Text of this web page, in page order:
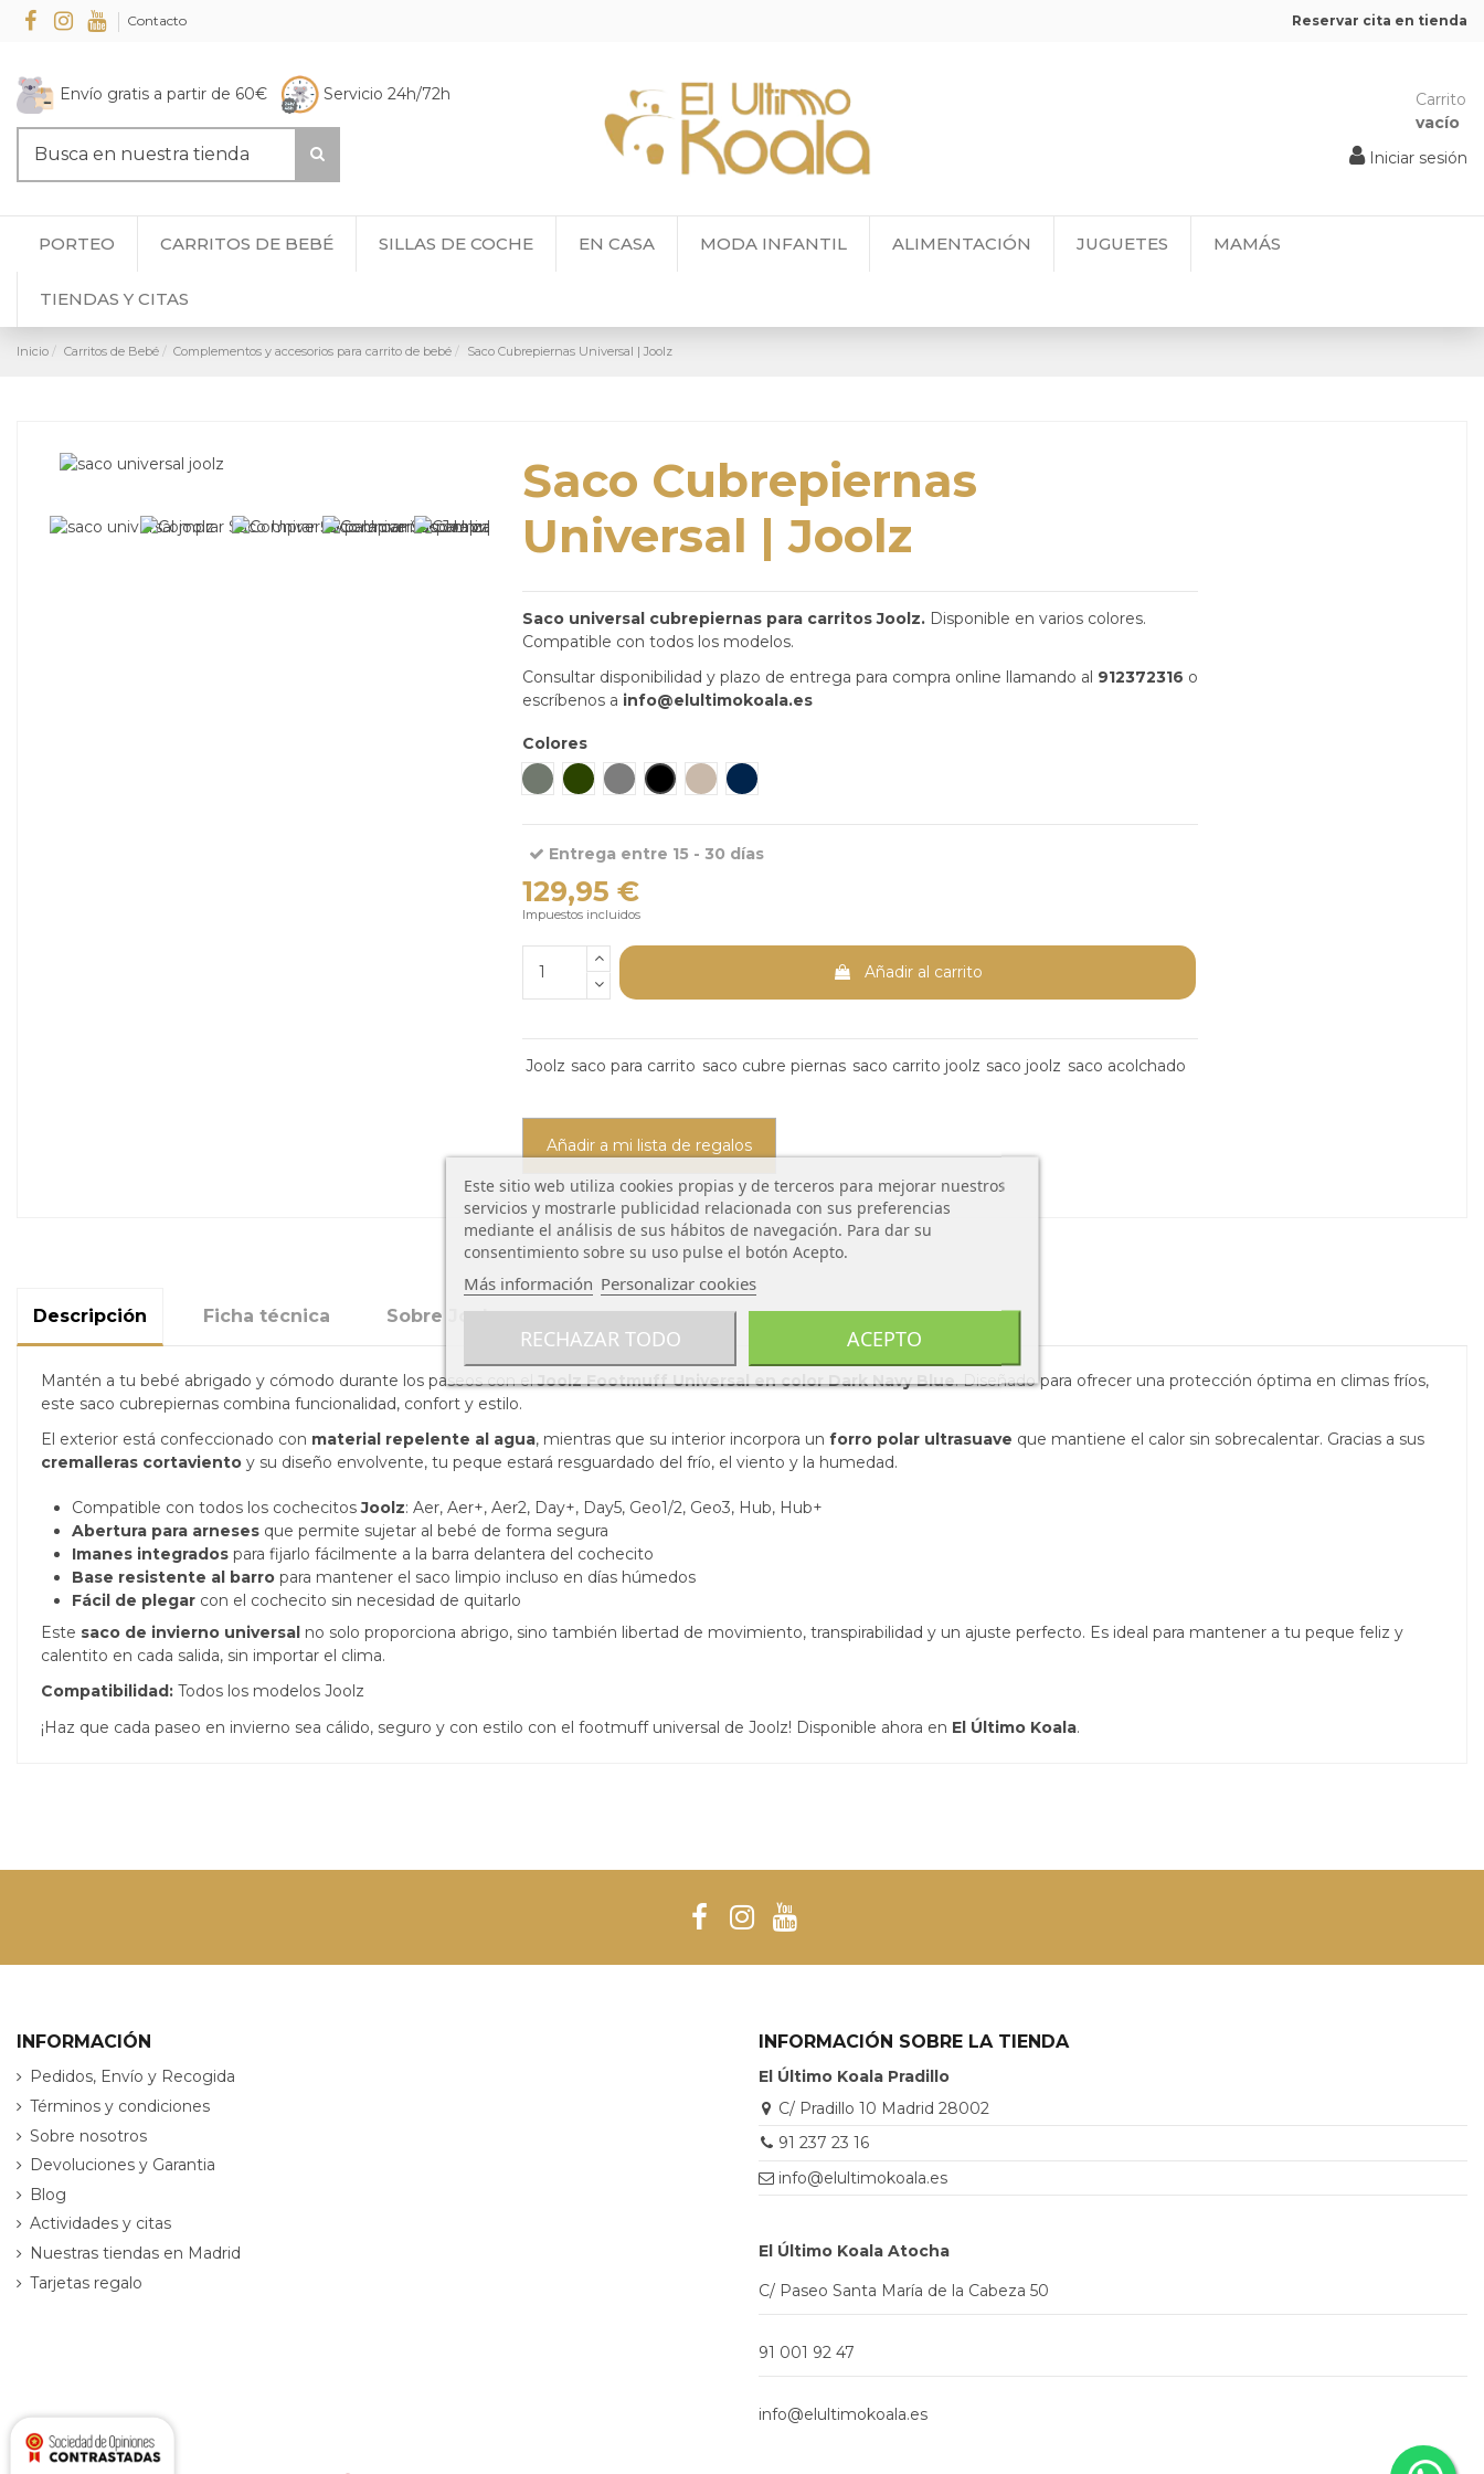
Contacto Reservar cita en tienda
Envío gratis a partir de 60€ Servicio 24h/72h
Carrito
vacío
Iniciar sesión
PORTEO CARRITOS DE BEBÉ SILLAS DE COCHE EN CASA MODA INFANTIL ALIMENTACIÓN JUGUETES MAMÁS
TIENDAS Y CITAS
Inicio Carritos de Bebé Complementos y accesorios para carrito de bebé Saco Cubrepiernas Universal | Joolz
Saco Cubrepiernas
Universal | Joolz
Saco universal cubrepiernas para carritos Joolz.Disponible en varios colores.
Compatible con todos los modelos.
Consultar disponibilidad y plazo de entrega para compra online llamando al 912372316 o
escríbenos a info@elultimokoala.es
Colores
Sage GreenForest Green
Stone GreySpace BlackSandy TaupeDark Navy Blue
Entrega entre 15 - 30 días
129,95 €
Impuestos incluidos
Añadir al carrito
Joolz saco para carrito saco cubre piernas saco carrito joolz saco joolz saco acolchado
Añadir a mi lista de regalos
Descripción Ficha técnica Sobre Joolz
Mantén a tu bebé abrigado y cómodo durante los paseos con elJoolz Footmuff Universal en color Dark Navy Blue. Diseñado para ofrecer una protección óptima en climas fríos,
este saco cubrepiernas combina funcionalidad, confort y estilo.
El exterior está confeccionado con material repelente al agua, mientras que su interior incorpora un forro polar ultrasuave que mantiene el calor sin sobrecalentar. Gracias a sus
cremalleras cortaviento y su diseño envolvente, tu peque estará resguardado del frío, el viento y la humedad.
Compatible con todos los cochecitosJoolz: Aer, Aer+, Aer2, Day+, Day5, Geo1/2, Geo3, Hub, Hub+
Abertura para arneses que permite sujetar al bebé de forma segura
Imanes integrados para fijarlo fácilmente a la barra delantera del cochecito
Base resistente al barro para mantener el saco limpio incluso en días húmedos
Fácil de plegar con el cochecito sin necesidad de quitarlo
Este saco de invierno universal no solo proporciona abrigo, sino también libertad de movimiento, transpirabilidad y un ajuste perfecto. Es ideal para mantener a tu peque feliz y
calentito en cada salida, sin importar el clima.
Compatibilidad: Todos los modelos Joolz
¡Haz que cada paseo en invierno sea cálido, seguro y con estilo con el footmuff universal de Joolz! Disponible ahora en El Último Koala.
INFORMACIÓN
Pedidos, Envío y Recogida
Términos y condiciones
Sobre nosotros
Devoluciones y Garantia
Blog
Actividades y citas
Nuestras tiendas en Madrid
Tarjetas regalo
INFORMACIÓN SOBRE LA TIENDA
El Último Koala Pradillo
C/ Pradillo 10 Madrid 28002
91 237 23 16
info@elultimokoala.es
El Último Koala Atocha
C/ Paseo Santa María de la Cabeza 50
91 001 92 47
info@elultimokoala.es
Este sitio web utiliza cookies propias y de terceros para mejorar nuestros
servicios y mostrarle publicidad relacionada con sus preferencias
mediante el análisis de sus hábitos de navegación. Para dar su
consentimiento sobre su uso pulse el botón Acepto.
Más información Personalizar cookies
RECHAZAR TODO ACEPTO